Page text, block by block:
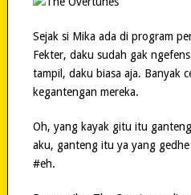
Sejak si Mika ada di program
Fekter, daku sudah gak
tampil, daku biasa aja. Banyak
kegantengan mereka.
Oh, yang kayak gitu itu
aku, ganteng itu ya yang
#eh.